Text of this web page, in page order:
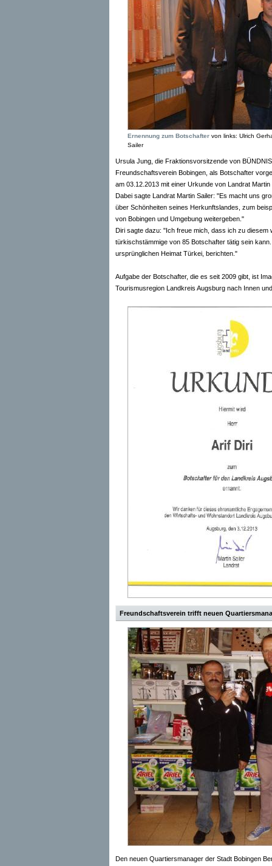
Ernennung zum Botschafter von links: Ulrich
Sailer
Ursula Jung, die Fraktionsvorsitzende von
Freundschaftsverein Bobingen, als Botschafter
am 03.12.2013 mit einer Urkunde von Landrat
Dabei sagte Landrat Martin Sailer: "Es macht uns
über Schönheiten seines Herkunftslandes, zum
von Bobingen und Umgebung weitergeben."
Diri sagte dazu: "Ich freue mich, dass ich zu
türkischstämmige von 85 Botschafter tätig sein
ursprünglichen Heimat Türkei, berichten."
Aufgabe der Botschafter, die es seit 2009 gibt, ist
Tourismusregion Landkreis Augsburg nach Innen
Freundschaftsverein trifft neuen
Den neuen Quartiersmanager der Stadt Bobingen